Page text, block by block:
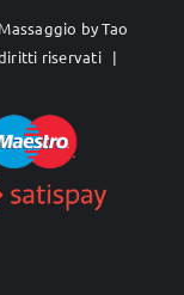
byTao
diritti riservati |